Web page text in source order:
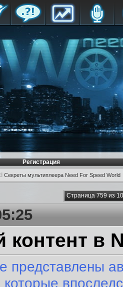
Регистрация
Секреты мультиплеера Need For Speed World
Страница 759 из
в
представлены
которые